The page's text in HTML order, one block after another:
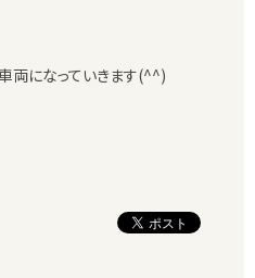
両になっていきます(^^)